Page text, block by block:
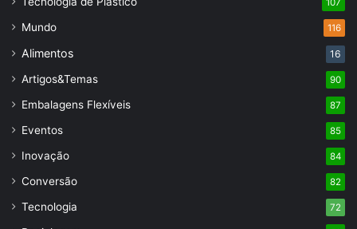
107
Mundo 116
Alimentos 16
Artigos&Temas 90
Embalagens Flexíveis 87
Eventos 85
Inovação 84
Conversão 82
Tecnologia 72